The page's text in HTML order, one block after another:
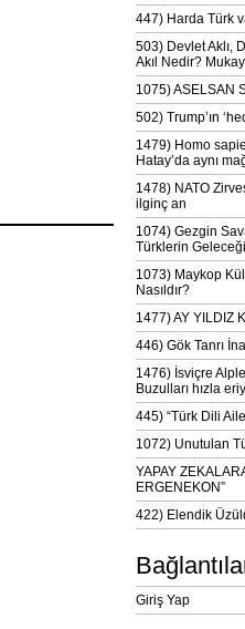
447) Harda Türk
503) Devlet Aklı,
Akıl Nedir?
1075) ASELSAN
502) Trump’ın
1479) Homo
Hatay’da aynı
1478) NATO
ilginç an
1074) Gezgin
Türklerin Geleceği
1073) Maykop
Nasıldır?
1477) AY YILDIZ
446) Gök Tanrı
1476) İsviçre
Buzulları hızla
445) “Türk Dili
1072) Unutulan
YAPAY
ERGENEKON”
422) Elendik
Giriş Yap